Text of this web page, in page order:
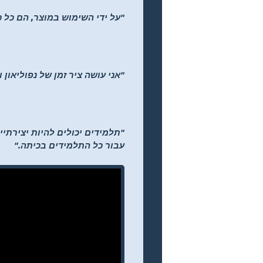
"על ידי השימוש במוצר, הם
"אני עושה ציר זמן של
עבור כל התלמידים בכיתה."